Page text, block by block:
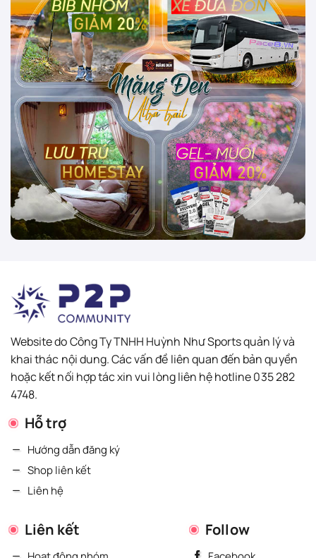
Website do Công Ty TNHH Huỳnh Như Sports quản lý và
khai thác nội dung. Các vấn đề liên quan đến bản quyền
hoặc kết nối hợp tác xin vui lòng liên hệ hotline 035 282
4748.
Hỗ trợ
Hướng dẫn đăng ký
Shop liên kết
Liên hệ
Liên kết Follow